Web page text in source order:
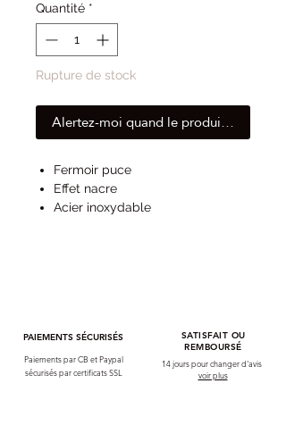
Quantité *
Rupture de stock
Alertez-moi quand le produit est
Fermoir puce
Effet nacre
Acier inoxydable
PAIEMENTS SÉCURISÉS
Paiements par CB et Paypal
sécurisés par certificats SSL
SATISFAIT OU
REMBOURSÉ
14 jours pour changer d'avis
voir plus